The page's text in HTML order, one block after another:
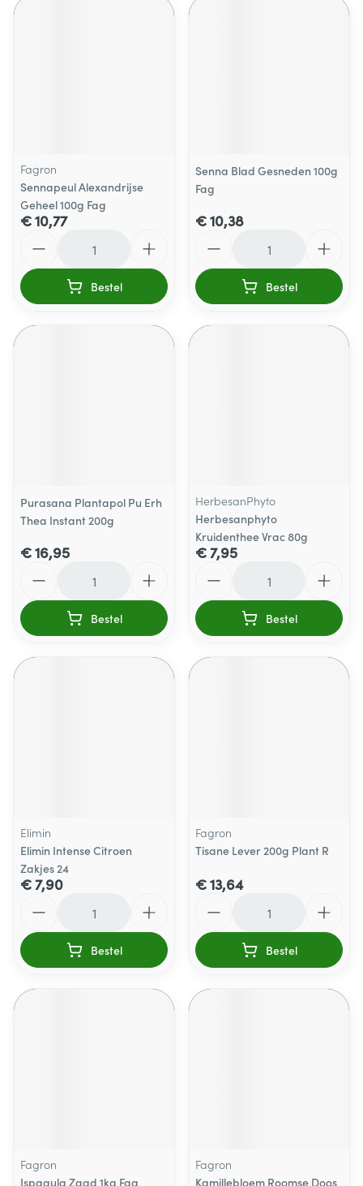
Fagron
Sennapeul Alexandrijse
Geheel 100g Fag
€ 10,77
Bestel
Senna Blad Gesneden 100g
Fag
€ 10,38
Bestel
Purasana Plantapol Pu Erh
Thea Instant 200g
€ 16,95
Bestel
HerbesanPhyto
Herbesanphyto
Kruidenthee Vrac 80g
€ 7,95
Bestel
Elimin
Elimin Intense Citroen
Zakjes 24
€ 7,90
Bestel
Fagron
Tisane Lever 200g Plant R
€ 13,64
Bestel
Fagron
Ispagula Zaad 1kg Fag
Fagron
Kamillebloem Roomse Doos